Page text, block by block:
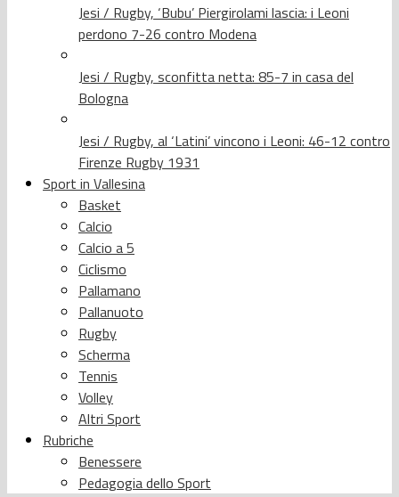
Jesi / Rugby, ‘Bubu’ Piergirolami lascia: i Leoni
perdono 7-26 contro Modena
Jesi / Rugby, sconfitta netta: 85-7 in casa del
Bologna
Jesi / Rugby, al ‘Latini’ vincono i Leoni: 46-12 contro
Firenze Rugby 1931
Sport in Vallesina
Basket
Calcio
Calcio a 5
Ciclismo
Pallamano
Pallanuoto
Rugby
Scherma
Tennis
Volley
Altri Sport
Rubriche
Benessere
Pedagogia dello Sport